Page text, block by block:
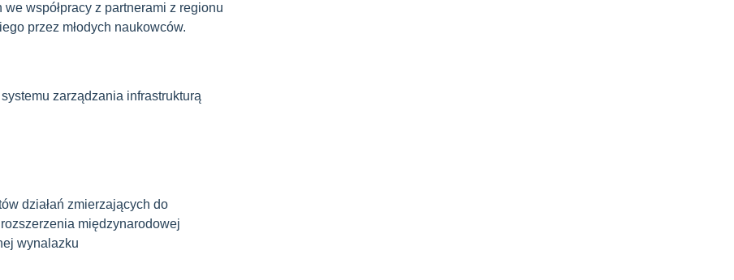
we współpracy z partnerami z regionu
przez młodych naukowców.
zarządzania infrastrukturą
działań zmierzających do
międzynarodowej
wynalazku